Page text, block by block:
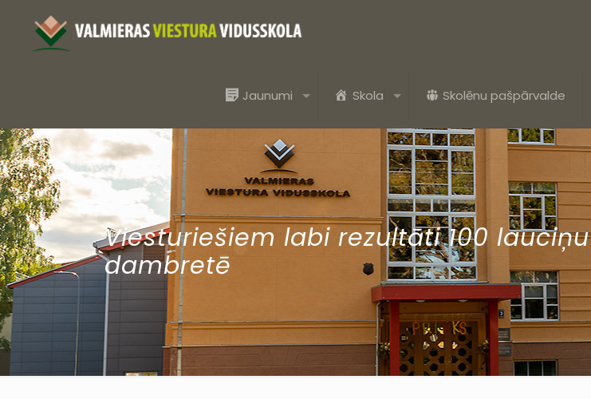
Jaunumi Skola Skolēnu pašpārvalde
Viesturiešiem labi rezultāti 100 lauciņu
dambretē